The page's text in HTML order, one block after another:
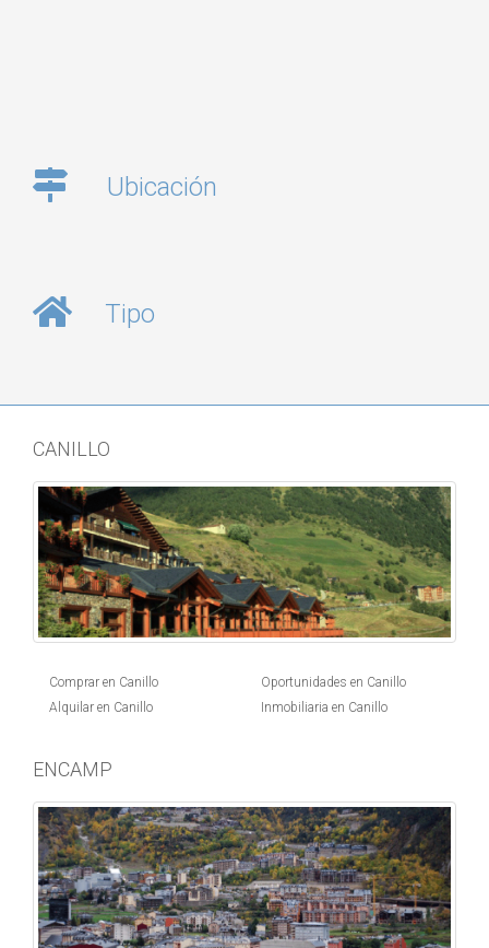
Ubicación
Tipo
CANILLO
Comprar en Canillo
Alquilar en Canillo
Oportunidades en Canillo
Inmobiliaria en Canillo
ENCAMP